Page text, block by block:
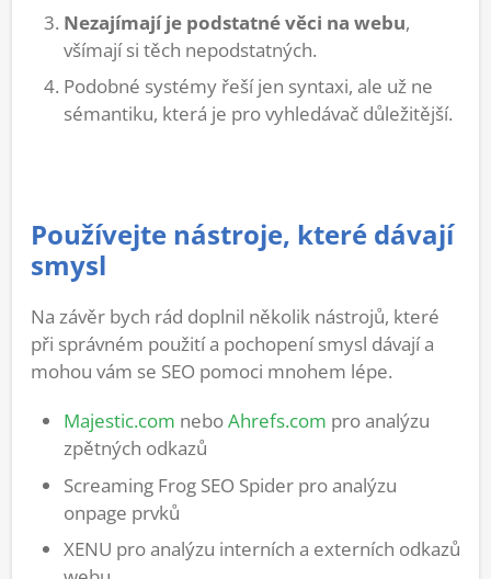
Nezajímají je podstatné věci na webu,
všímají si těch nepodstatných.
Podobné systémy řeší jen syntaxi, ale už ne
sémantiku, která je pro vyhledávač důležitější.
Používejte nástroje, které dávají
smysl
Na závěr bych rád doplnil několik nástrojů, které
při správném použití a pochopení smysl dávají a
mohou vám se SEO pomoci mnohem lépe.
Majestic.com neboAhrefs.com pro analýzu
zpětných odkazů
Screaming Frog SEO Spider pro analýzu
onpage prvků
XENU pro analýzu interních a externích odkazů